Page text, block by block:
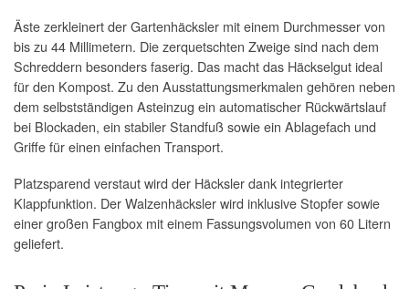
Äste zerkleinert der Gartenhäcksler mit einem Durchmesser von
bis zu 44 Millimetern. Die zerquetschten Zweige sind nach dem
Schreddern besonders faserig. Das macht das Häckselgut ideal
für den Kompost. Zu den Ausstattungsmerkmalen gehören neben
dem selbstständigen Asteinzug ein automatischer Rückwärtslauf
bei Blockaden, ein stabiler Standfuß sowie ein Ablagefach und
Griffe für einen einfachen Transport.
Platzsparend verstaut wird der Häcksler dank integrierter
Klappfunktion. Der Walzenhäcksler wird inklusive Stopfer sowie
einer großen Fangbox mit einem Fassungsvolumen von 60 Litern
geliefert.